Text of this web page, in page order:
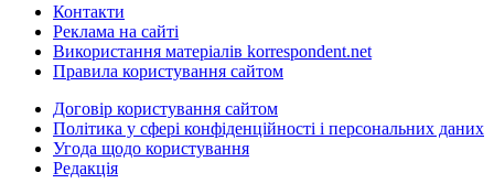
Контакти
Реклама на сайті
Використання матеріалів korrespondent.net
Правила користування сайтом
Договір користування сайтом
Політика у сфері конфіденційності і персональних даних
Угода щодо користування
Редакція